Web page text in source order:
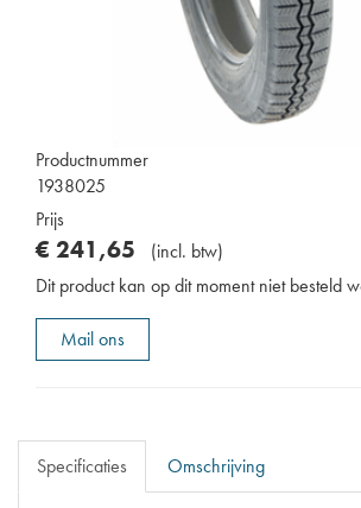
Productnummer
1938025
Prijs
€ 241,65 (incl. btw)
Dit product kan op dit moment niet besteld
Mail ons
Specificaties Omschrijving